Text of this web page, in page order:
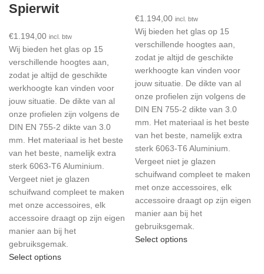
Spierwit
€1.194,00 incl. btw
Wij bieden het glas op 15
verschillende hoogtes aan,
zodat je altijd de geschikte
werkhoogte kan vinden voor
jouw situatie. De dikte van al
onze profielen zijn volgens de
DIN EN 755-2 dikte van 3.0
mm. Het materiaal is het beste
van het beste, namelijk extra
sterk 6063-T6 Aluminium.
Vergeet niet je glazen
schuifwand compleet te maken
met onze accessoires, elk
accessoire draagt op zijn eigen
manier aan bij het
gebruiksgemak.
Select options
€1.194,00 incl. btw
Wij bieden het glas op 15
verschillende hoogtes aan,
zodat je altijd de geschikte
werkhoogte kan vinden voor
jouw situatie. De dikte van al
onze profielen zijn volgens de
DIN EN 755-2 dikte van 3.0
mm. Het materiaal is het beste
van het beste, namelijk extra
sterk 6063-T6 Aluminium.
Vergeet niet je glazen
schuifwand compleet te maken
met onze accessoires, elk
accessoire draagt op zijn eigen
manier aan bij het
gebruiksgemak.
Select options